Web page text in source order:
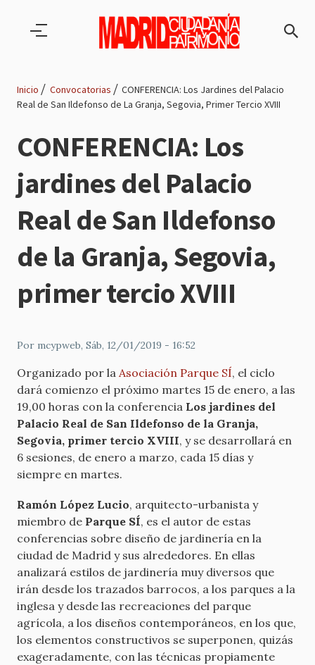
de
navegación
Inicio Convocatorias
CONFERENCIA: Los Jardines del Palacio
Real de San Ildefonso de La Granja, Segovia, Primer Tercio XVIII
CONFERENCIA: Los
jardines del Palacio
Real de San Ildefonso
de la Granja, Segovia,
primer tercio XVIII
Por mcypweb, Sáb, 12/01/2019 - 16:52
Organizado por la Asociación Parque SÍ, el ciclo
dará comienzo el próximo martes 15 de enero, a las
19,00 horas con la conferencia Los jardines del
Palacio Real de San Ildefonso de la Granja,
Segovia, primer tercio XVIII, y se desarrollará en
6 sesiones, de enero a marzo, cada 15 días y
siempre en martes.
Ramón López Lucio, arquitecto-urbanista y
miembro de Parque SÍ, es el autor de estas
conferencias sobre diseño de jardinería en la
ciudad de Madrid y sus alrededores. En ellas
analizará estilos de jardinería muy diversos que
irán desde los trazados barrocos, a los parques a la
inglesa y desde las recreaciones del parque
agrícola, a los diseños contemporáneos, en los que,
los elementos constructivos se superponen, quizás
exageradamente, con las técnicas propiamente